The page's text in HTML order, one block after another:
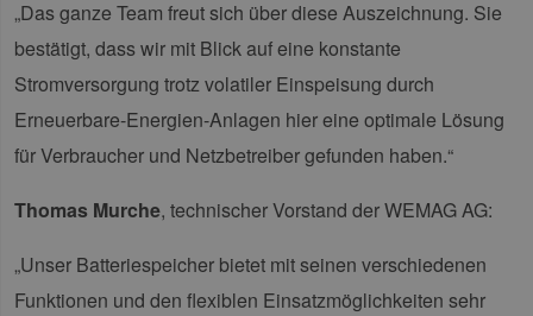
„Das ganze Team freut sich über diese Auszeichnung. Sie
bestätigt, dass wir mit Blick auf eine konstante
Stromversorgung trotz volatiler Einspeisung durch
Erneuerbare-Energien-Anlagen hier eine optimale Lösung
für Verbraucher und Netzbetreiber gefunden haben.“
Thomas Murche, technischer Vorstand der WEMAG AG:
„Unser Batteriespeicher bietet mit seinen verschiedenen
Funktionen und den flexiblen Einsatzmöglichkeiten sehr